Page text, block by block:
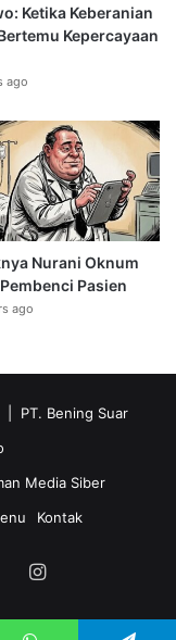
Ketika Keberanian
Kepercayaan
ago
Nurani Oknum
Pasien
ago
| PT. Bening Suar
Media Siber
Kontak
Instagram